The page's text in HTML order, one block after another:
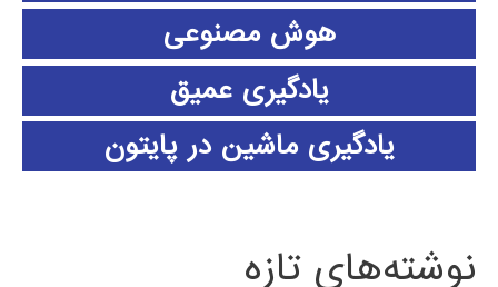
هوش مصنوعی
یادگیری عمیق
یادگیری ماشین در پایتون
نوشته‌های تازه